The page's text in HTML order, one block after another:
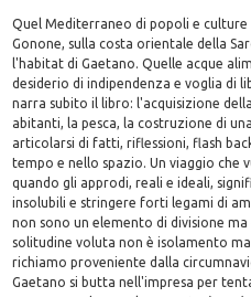
Quel Mediterraneo di popoli e culture
Gonone, sulla costa orientale della
l'habitat di Gaetano. Quelle acque
desiderio di indipendenza e voglia di
narra subito il libro: l'acquisizione
abitanti, la pesca, la costruzione di
articolarsi di fatti, riflessioni, flash
tempo e nello spazio. Un viaggio che
quando gli approdi, reali e ideali,
insolubili e stringere forti legami di
non sono un elemento di divisione
solitudine voluta non è isolamento
richiamo proveniente dalla
Gaetano si butta nell'impresa per